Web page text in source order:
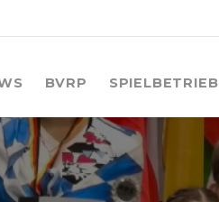
BVRP SPIELBETRIEB